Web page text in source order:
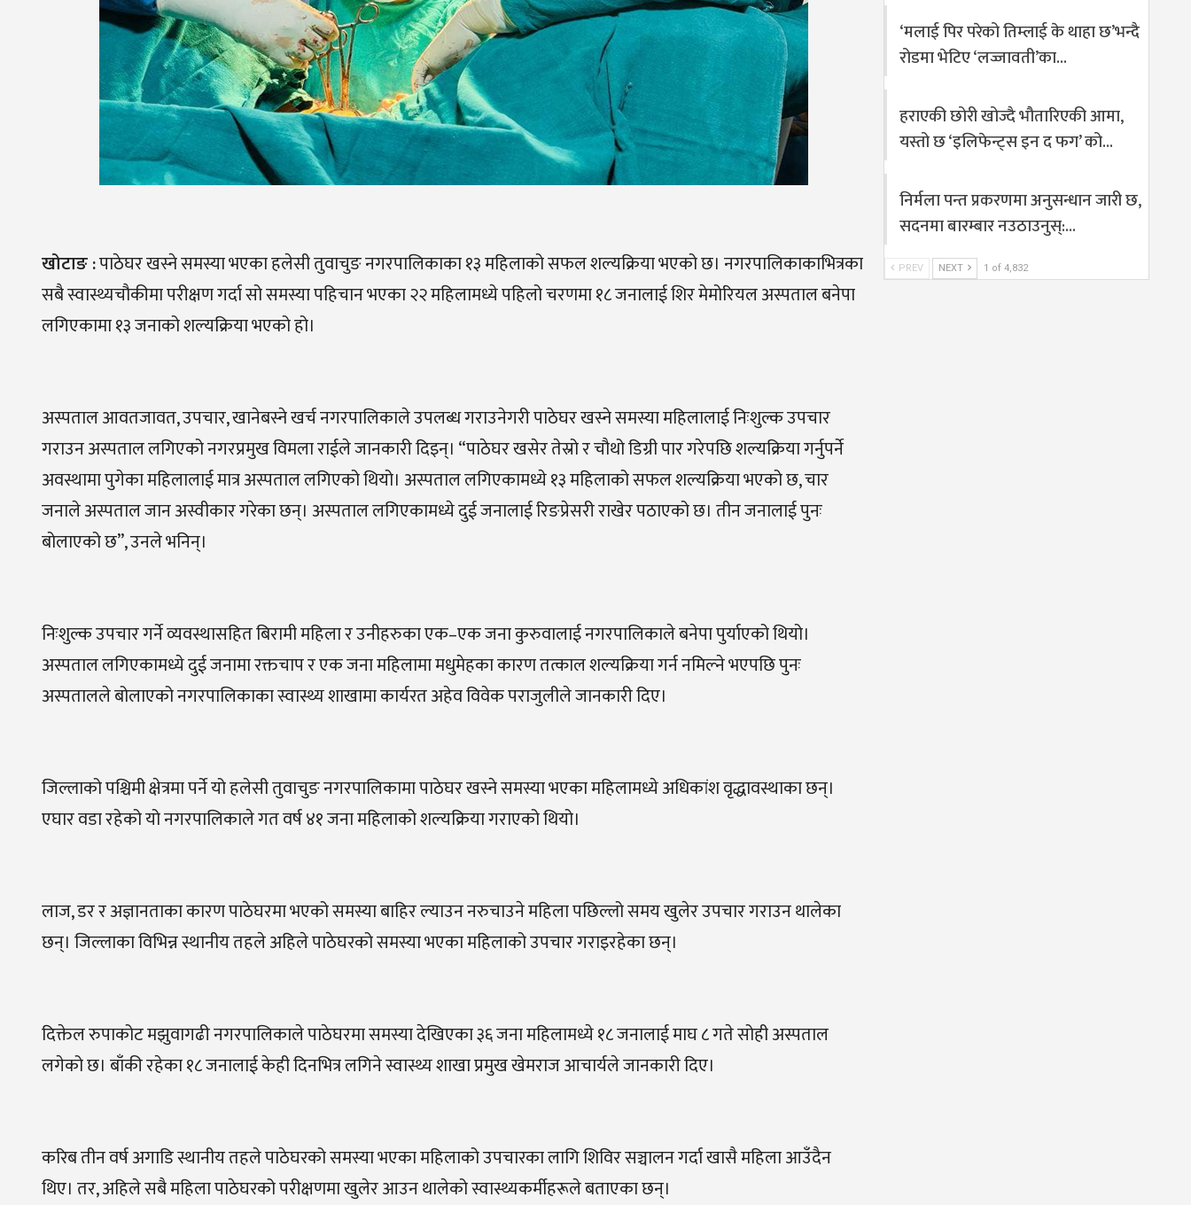
खोटाङ:पाठेघर खस्ने समस्या भएका हलेसी तुवाचुङ नगरपालिकाका १३ महिलाको सफल शल्यक्रिया भएको छ। नगरपालिकाकाभित्रका
सबै स्वास्थ्यचौकीमा परीक्षण गर्दा सो समस्या पहिचान भएका २२ महिलामध्ये पहिलो चरणमा १८ जनालाई शिर मेमोरियल अस्पताल बनेपा
लगिएकामा १३ जनाको शल्यक्रिया भएको हो।
अस्पताल आवतजावत, उपचार, खानेबस्ने खर्च नगरपालिकाले उपलब्ध गराउनेगरी पाठेघर खस्ने समस्या महिलालाई निःशुल्क उपचार
गराउन अस्पताल लगिएको नगरप्रमुख विमला राईले जानकारी दिइन्। “पाठेघर खसेर तेस्रो र चौथो डिग्री पार गरेपछि शल्यक्रिया गर्नुपर्ने
अवस्थामा पुगेका महिलालाई मात्र अस्पताल लगिएको थियो। अस्पताल लगिएकामध्ये १३ महिलाको सफल शल्यक्रिया भएको छ, चार
जनाले अस्पताल जान अस्वीकार गरेका छन्। अस्पताल लगिएकामध्ये दुई जनालाई रिङप्रेसरी राखेर पठाएको छ। तीन जनालाई पुनः
बोलाएको छ”, उनले भनिन्।
निःशुल्क उपचार गर्ने व्यवस्थासहित बिरामी महिला र उनीहरुका एक–एक जना कुरुवालाई नगरपालिकाले बनेपा पुर्याएको थियो।
अस्पताल लगिएकामध्ये दुई जनामा रक्तचाप र एक जना महिलामा मधुमेहका कारण तत्काल शल्यक्रिया गर्न नमिल्ने भएपछि पुनः
अस्पतालले बोलाएको नगरपालिकाका स्वास्थ्य शाखामा कार्यरत अहेव विवेक पराजुलीले जानकारी दिए।
जिल्लाको पश्चिमी क्षेत्रमा पर्ने यो हलेसी तुवाचुङ नगरपालिकामा पाठेघर खस्ने समस्या भएका महिलामध्ये अधिकांश वृद्धावस्थाका छन्।
एघार वडा रहेको यो नगरपालिकाले गत वर्ष ४१ जना महिलाको शल्यक्रिया गराएको थियो।
लाज, डर र अज्ञानताका कारण पाठेघरमा भएको समस्या बाहिर ल्याउन नरुचाउने महिला पछिल्लो समय खुलेर उपचार गराउन थालेका
छन्। जिल्लाका विभिन्न स्थानीय तहले अहिले पाठेघरको समस्या भएका महिलाको उपचार गराइरहेका छन्।
दिक्तेल रुपाकोट मझुवागढी नगरपालिकाले पाठेघरमा समस्या देखिएका ३६ जना महिलामध्ये १८ जनालाई माघ ८ गते सोही अस्पताल
लगेको छ। बाँकी रहेका १८ जनालाई केही दिनभित्र लगिने स्वास्थ्य शाखा प्रमुख खेमराज आचार्यले जानकारी दिए।
करिब तीन वर्ष अगाडि स्थानीय तहले पाठेघरको समस्या भएका महिलाको उपचारका लागि शिविर सञ्चालन गर्दा खासै महिला आउँदैन
थिए। तर, अहिले सबै महिला पाठेघरको परीक्षणमा खुलेर आउन थालेको स्वास्थ्यकर्मीहरूले बताएका छन्।
‘मलाई पिर परेको तिम्लाई के थाहा छ’भन्दै
रोडमा भेटिए ‘लज्जावती’का…
हराएकी छोरी खोज्दै भौतारिएकी आमा,
यस्तो छ ‘इलिफेन्ट्स इन द फग’ को…
निर्मला पन्त प्रकरणमा अनुसन्धान जारी छ,
सदनमा बारम्बार नउठाउनुस्:…
PREV NEXT 1 of 4,832